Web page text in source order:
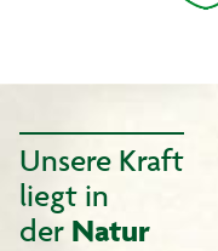
Unsere Kraft
liegt in
der Natur